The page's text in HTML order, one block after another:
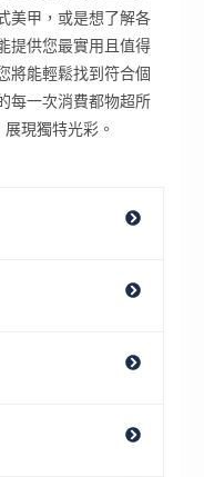
美甲，或是想了解各
提供您最實用且值得
將能輕鬆找到符合個
每一次消費都物超所
現獨特光彩。